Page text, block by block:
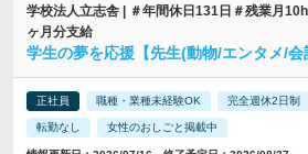
学校法人立志舎 | ＃年間休日131日＃残業月
ヶ月分支給
学生の夢を応援【先生(動物/エンタメ/会
正社員 職種・業種未経験OK 完全週休2日制
転勤なし 女性のおしごと掲載中